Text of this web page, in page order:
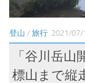
登山 / 旅行 2021/07/
「谷川岳
標山まで縦